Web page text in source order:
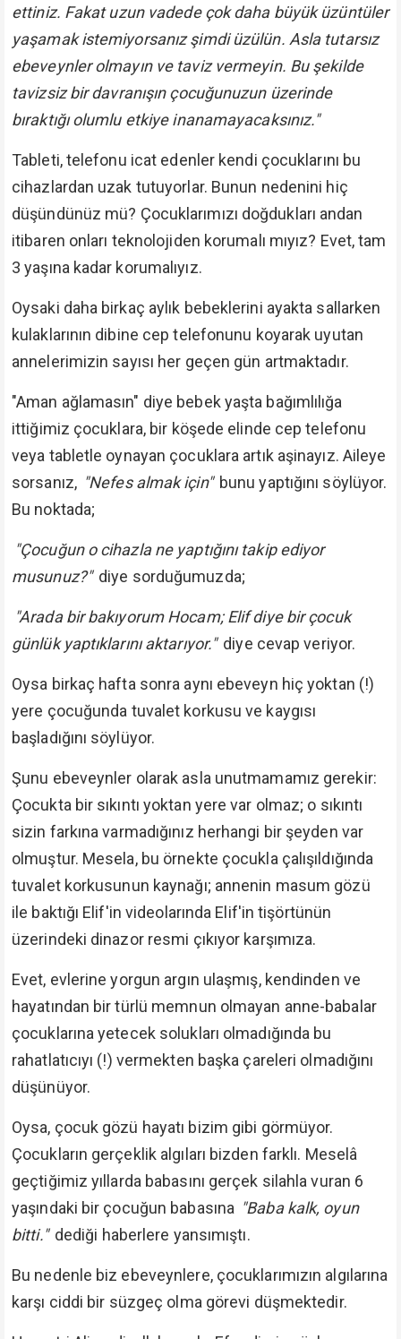
ettiniz. Fakat uzun vadede çok daha büyük üzüntüler
yaşamak istemiyorsanız şimdi üzülün. Asla tutarsız
ebeveynler olmayın ve taviz vermeyin. Bu şekilde
tavizsiz bir davranışın çocuğunuzun üzerinde
bıraktığı olumlu etkiye inanamayacaksınız."
Tableti, telefonu icat edenler kendi çocuklarını bu
cihazlardan uzak tutuyorlar. Bunun nedenini hiç
düşündünüz mü? Çocuklarımızı doğdukları andan
itibaren onları teknolojiden korumalı mıyız? Evet, tam
3 yaşına kadar korumalıyız.
Oysaki daha birkaç aylık bebeklerini ayakta sallarken
kulaklarının dibine cep telefonunu koyarak uyutan
annelerimizin sayısı her geçen gün artmaktadır.
"Aman ağlamasın" diye bebek yaşta bağımlılığa
ittiğimiz çocuklara, bir köşede elinde cep telefonu
veya tabletle oynayan çocuklara artık aşinayız. Aileye
sorsanız, "Nefes almak için" bunu yaptığını söylüyor.
Bu noktada;
"Çocuğun o cihazla ne yaptığını takip ediyor
musunuz?" diye sorduğumuzda;
"Arada bir bakıyorum Hocam; Elif diye bir çocuk
günlük yaptıklarını aktarıyor." diye cevap veriyor.
Oysa birkaç hafta sonra aynı ebeveyn hiç yoktan (!)
yere çocuğunda tuvalet korkusu ve kaygısı
başladığını söylüyor.
Şunu ebeveynler olarak asla unutmamamız gerekir:
Çocukta bir sıkıntı yoktan yere var olmaz; o sıkıntı
sizin farkına varmadığınız herhangi bir şeyden var
olmuştur. Mesela, bu örnekte çocukla çalışıldığında
tuvalet korkusunun kaynağı; annenin masum gözü
ile baktığı Elif'in videolarında Elif'in tişörtünün
üzerindeki dinazor resmi çıkıyor karşımıza.
Evet, evlerine yorgun argın ulaşmış, kendinden ve
hayatından bir türlü memnun olmayan anne-babalar
çocuklarına yetecek solukları olmadığında bu
rahatlatıcıyı (!) vermekten başka çareleri olmadığını
düşünüyor.
Oysa, çocuk gözü hayatı bizim gibi görmüyor.
Çocukların gerçeklik algıları bizden farklı. Meselâ
geçtiğimiz yıllarda babasını gerçek silahla vuran 6
yaşındaki bir çocuğun babasına "Baba kalk, oyun
bitti." dediği haberlere yansımıştı.
Bu nedenle biz ebeveynlere, çocuklarımızın algılarına
karşı ciddi bir süzgeç olma görevi düşmektedir.